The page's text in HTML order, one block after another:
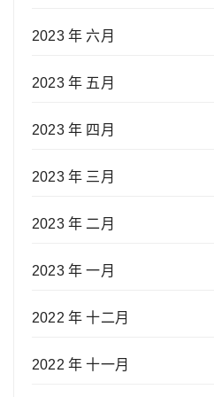
2023 年 六月
2023 年 五月
2023 年 四月
2023 年 三月
2023 年 二月
2023 年 一月
2022 年 十二月
2022 年 十一月